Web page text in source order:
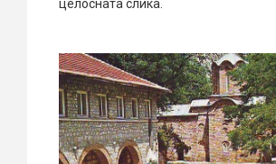
целосната слика.